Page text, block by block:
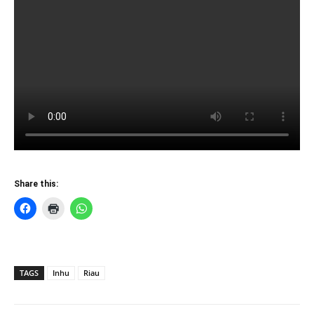
Share this:
TAGS Inhu Riau